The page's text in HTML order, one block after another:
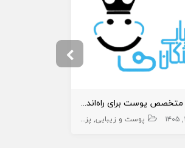
استخدام متخصص پوست برای راه‌اندازی مرکز زیبایی
پوست و زیبایی پزشک متخصص